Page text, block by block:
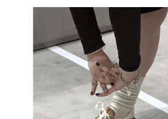
オンラインストア